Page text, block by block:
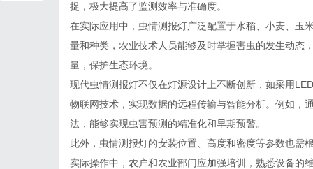
捉，极大提高了监测效率与准确度。
在实际应用中，虫情测报灯广泛配置于水稻、小麦、玉
量和种类，农业技术人员能够及时掌握害虫的发生动态
量，保护生态环境。
现代虫情测报灯不仅在灯源设计上不断创新，如采用
物联网技术，实现数据的远程传输与智能分析。例如，
法，能够实现虫害预测的精准化和早期预警。
此外，虫情测报灯的安装位置、高度和密度等参数也需
实际操作中，农户和农业部门应加强培训，熟悉设备的